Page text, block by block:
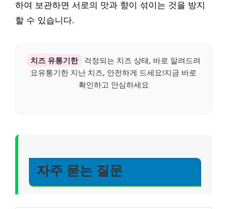
하여 보관하면 서로의 맛과 향이 섞이는 것을 방지
할 수 있습니다.
치즈 유통기한
걱정되는 치즈 상태, 바로 알려드려
요유통기한 지난 치즈, 안전하게 드세요!지금 바로
확인하고 안심하세요
자주 묻는 질문